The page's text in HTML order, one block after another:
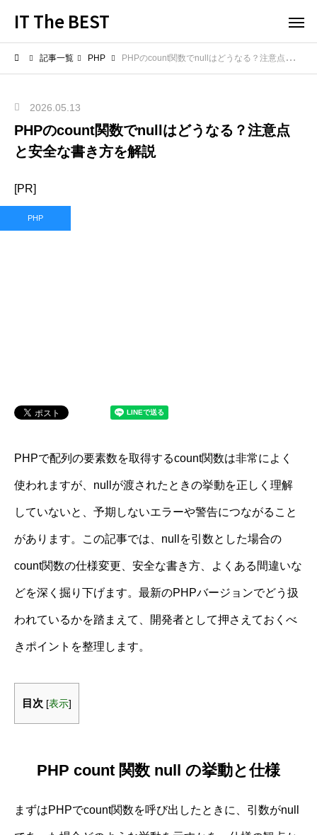
IT The BEST
記事一覧 PHP PHPのcount関数でnullはどうなる？注意点と安全な書き方を解説
2026.05.13
PHPのcount関数でnullはどうなる？注意点
と安全な書き方を解説
[PR]
PHP
PHPで配列の要素数を取得するcount関数は非常によく
使われますが、nullが渡されたときの挙動を正しく理解
していないと、予期しないエラーや警告につながること
があります。この記事では、nullを引数とした場合の
count関数の仕様変更、安全な書き方、よくある間違いな
どを深く掘り下げます。最新のPHPバージョンでどう扱
われているかを踏まえて、開発者として押さえておくべ
きポイントを整理します。
目次 [表示]
PHP count 関数 null の挙動と仕様
まずはPHPでcount関数を呼び出したときに、引数がnull